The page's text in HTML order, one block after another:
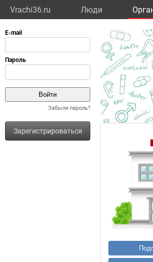
Vrachi36.ru Люди
Забыли пароль?
Зарегистрироваться